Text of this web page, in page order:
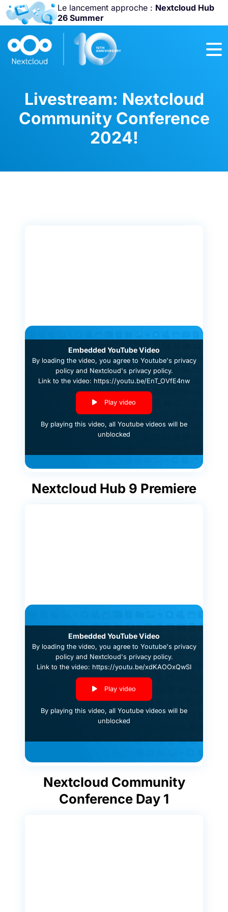
Le lancement approche : Nextcloud Hub
26 Summer
Rejoignez-nous
Community
Livestream: Nextcloud
Community Conference
2024!
Embedded YouTube Video
By loading the video, you agree to Youtube's privacy
policyand Nextcloud's privacy policy.
Link to the video: https://youtu.be/EnT_OVfE4nw
Play video
By playing this video, all Youtube videos will be
unblocked
Nextcloud Hub 9 Premiere
Embedded YouTube Video
By loading the video, you agree to Youtube's privacy
policyand Nextcloud's privacy policy.
Link to the video: https://youtu.be/xdKAOOxQwSI
Play video
By playing this video, all Youtube videos will be
unblocked
Nextcloud Community
Conference Day 1